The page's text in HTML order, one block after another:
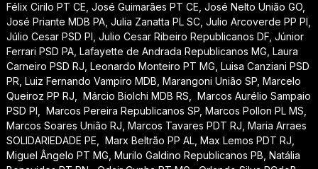
Félix Cirilo PT CE, José Guimarães PT CE, José Nelto União GO,
José Priante MDB PA, Julia Zanatta PL SC, Julio Arcoverde PP PI,
Júlio Cesar PSD PI, Julio Cesar Ribeiro Republicanos DF, Júnior
Ferrari PSD PA, Lafayette de Andrada Republicanos MG, Laura
Carneiro PSD RJ, Leonardo Monteiro PT MG, Luisa Canziani PSD
PR, Luiz Fernando Vampiro MDB, Marangoni União SP, Marcelo
Queiroz PP RJ, Márcio Biolchi MDB RS, Marcos Aurélio Sampaio
PSD PI, Marcos Pereira Republicanos SP, Marcos Pollon PL MS,
Marcos Soares União RJ, Marcos Tavares PDT RJ, Maria Arraes
SOLIDARIEDADE PE, Marx Beltrão PP AL, Max Lemos PDT RJ,
Miguel Ângelo PT MG, Murilo Galdino Republicanos PB, Natália